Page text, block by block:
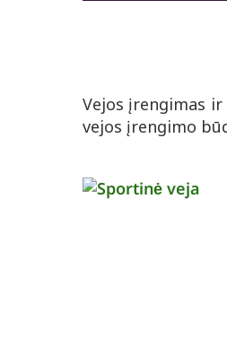
Vejos įrengimas
vejos įrengimo